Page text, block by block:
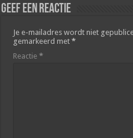
Geef een reactie
Je e-mailadres wordt niet
gemarkeerd met*
Reactie*